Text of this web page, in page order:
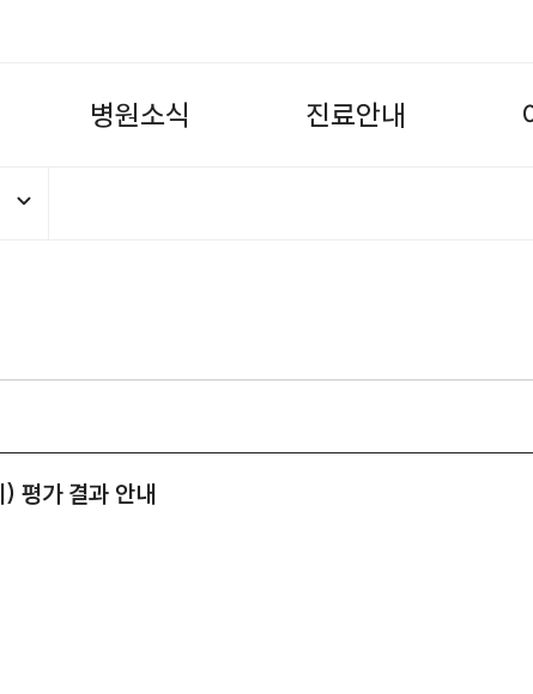
병원소식 진료안내
평가 결과 안내